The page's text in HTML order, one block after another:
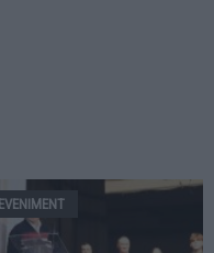
EVENIMENT